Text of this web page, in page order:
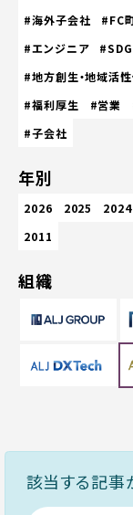
#海外子会社
#FC
#エンジニア
#地方創生・地域活
#福利厚生
#営業
#子会社
年別
2026 2025 2024
2011
組織
該当する記事